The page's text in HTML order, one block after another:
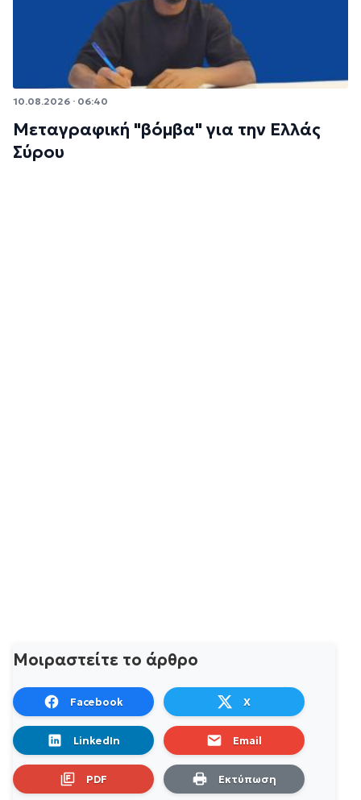
10.08.2026 · 06:40
Μεταγραφική "βόμβα" για την Ελλάς
Σύρου
Μοιραστείτε το άρθρο
Facebook X
LinkedIn Email
PDF Εκτύπωση